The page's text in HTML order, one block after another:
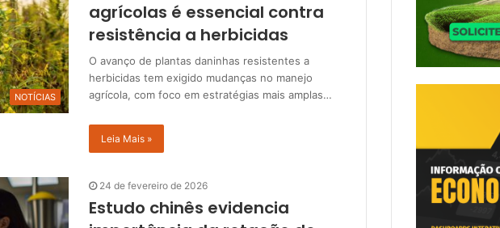
NOTÍCIAS
agrícolas é essencial contra
resistência a herbicidas
O avanço de plantas daninhas resistentes a
herbicidas tem exigido mudanças no manejo
agrícola, com foco em estratégias mais amplas…
Leia Mais »
24 de fevereiro de 2026
Estudo chinês evidencia